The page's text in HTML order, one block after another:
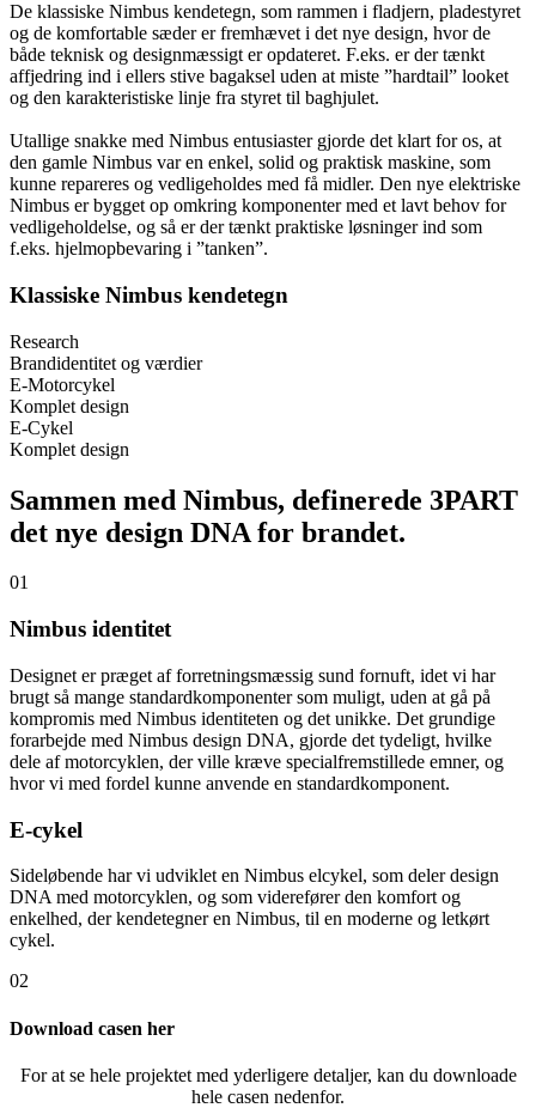
De klassiske Nimbus kendetegn, som rammen i fladjern, pladestyret
og de komfortable sæder er fremhævet i det nye design, hvor de
både teknisk og designmæssigt er opdateret. F.eks. er der tænkt
affjedring ind i ellers stive bagaksel uden at miste ”hardtail” looket
og den karakteristiske linje fra styret til baghjulet.
Utallige snakke med Nimbus entusiaster gjorde det klart for os, at
den gamle Nimbus var en enkel, solid og praktisk maskine, som
kunne repareres og vedligeholdes med få midler. Den nye elektriske
Nimbus er bygget op omkring komponenter med et lavt behov for
vedligeholdelse, og så er der tænkt praktiske løsninger ind som
f.eks. hjelmopbevaring i ”tanken”.
Klassiske Nimbus kendetegn
Research
Brandidentitet og værdier
E-Motorcykel
Komplet design
E-Cykel
Komplet design
Sammen med Nimbus, definerede 3PART
det nye design DNA for brandet.
01
Nimbus identitet
Designet er præget af forretningsmæssig sund fornuft, idet vi har
brugt så mange standardkomponenter som muligt, uden at gå på
kompromis med Nimbus identiteten og det unikke. Det grundige
forarbejde med Nimbus design DNA, gjorde det tydeligt, hvilke
dele af motorcyklen, der ville kræve specialfremstillede emner, og
hvor vi med fordel kunne anvende en standardkomponent.
E-cykel
Sideløbende har vi udviklet en Nimbus elcykel, som deler design
DNA med motorcyklen, og som viderefører den komfort og
enkelhed, der kendetegner en Nimbus, til en moderne og letkørt
cykel.
02
Download casen her
For at se hele projektet med yderligere detaljer, kan du downloade
hele casen nedenfor.